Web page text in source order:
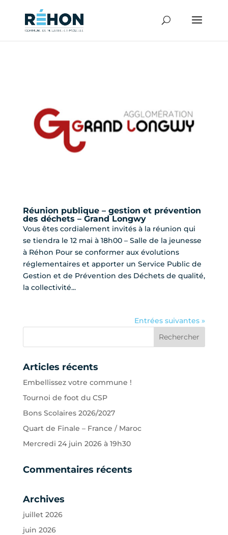
Réunion publique – gestion et prévention
des déchets – Grand Longwy
Vous êtes cordialement invités à la réunion qui
se tiendra le 12 mai à 18h00 – Salle de la jeunesse
à Réhon Pour se conformer aux évolutions
réglementaires et apporter un Service Public de
Gestion et de Prévention des Déchets de qualité,
la collectivité...
Entrées suivantes »
Articles récents
Embellissez votre commune !
Tournoi de foot du CSP
Bons Scolaires 2026/2027
Quart de Finale – France / Maroc
Mercredi 24 juin 2026 à 19h30
Commentaires récents
Archives
juillet 2026
juin 2026